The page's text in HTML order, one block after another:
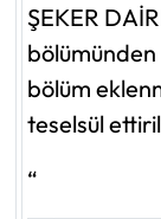
ŞEKER
bölüm
teselsül
“